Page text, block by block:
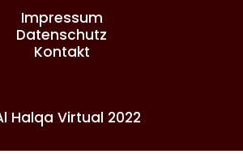
Impressum
Datenschutz
Kontakt
Halqa Virtual 2022